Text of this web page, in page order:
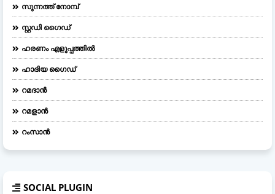
സുന്നത്ത് നോമ്പ്
സ്റ്റഡി ഗൈഡ്
ഹരണം എളുപ്പത്തിൽ
ഹാദിയ ഗൈഡ്
റമദാൻ
റമളാൻ
റംസാൻ
SOCIAL PLUGIN